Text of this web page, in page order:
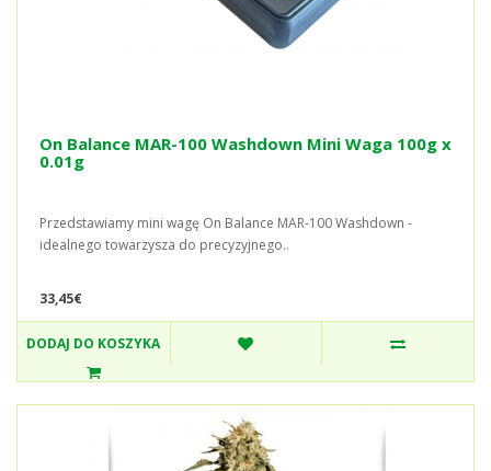
On Balance MAR-100 Washdown Mini Waga 100g x
0.01g
Przedstawiamy mini wagę On Balance MAR-100 Washdown -
idealnego towarzysza do precyzyjnego..
33,45€
DODAJ DO KOSZYKA